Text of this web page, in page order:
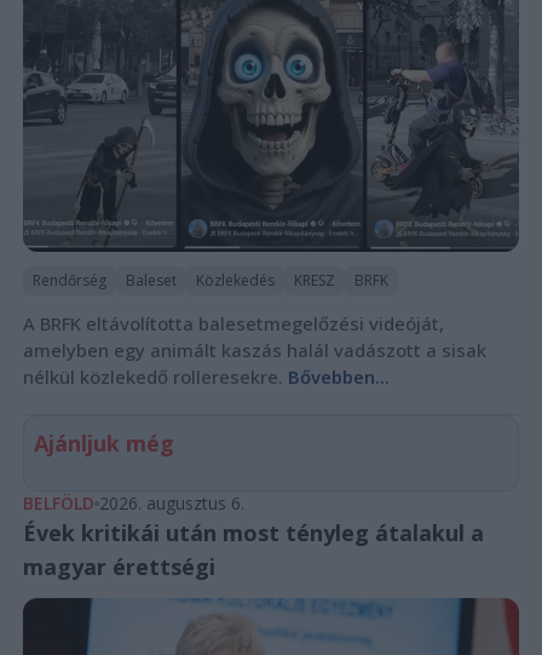
Rendőrség Baleset Közlekedés KRESZ BRFK
A BRFK eltávolította balesetmegelőzési videóját,
amelyben egy animált kaszás halál vadászott a sisak
nélkül közlekedő rolleresekre. Bővebben...
Ajánljuk még
BELFÖLD 2026. augusztus 6.
Évek kritikái után most tényleg átalakul a
magyar érettségi